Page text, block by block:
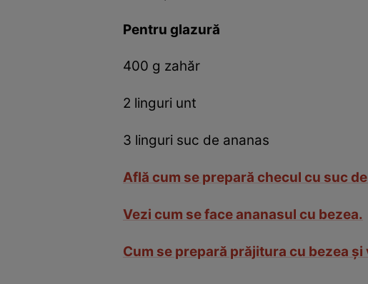
Pentru glazură
400 g zahăr
2 linguri unt
3 linguri suc de ananas
Află cum se prepară checul cu suc
Vezi cum se face ananasul cu bezea.
Cum se prepară prăjitura cu bezea și